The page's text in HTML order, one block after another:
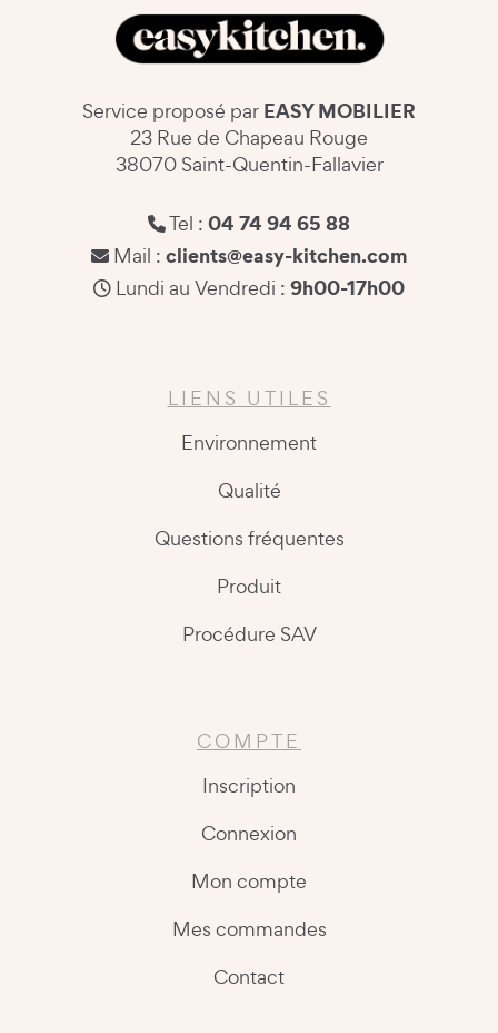
Service proposé par EASY MOBILIER
23 Rue de Chapeau Rouge
38070 Saint-Quentin-Fallavier
Tel : 04 74 94 65 88
Mail : clients@easy-kitchen.com
Lundi au Vendredi : 9h00-17h00
LIENS UTILES
Environnement
Qualité
Questions fréquentes
Produit
Procédure SAV
COMPTE
Inscription
Connexion
Mon compte
Mes commandes
Contact